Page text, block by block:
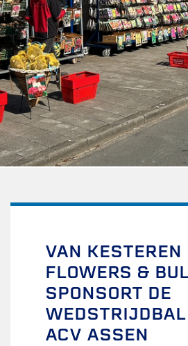
Aanmelden voor proeftraining
Lid worden van FC Lisse
Word vrijwilliger
De Club van 100
Uitschrijven
Over FC Lisse
Organisatie
Informatie voor de Pers
Onze historie
Fysiotherapie voor leden
Kledingplan
Merchandise
Contributie
Gevonden voorwerpen
Verenigingsdocumenten
VAN KESTEREN
FLOWERS &
SPONSORT DE
WEDSTRIJDBAL
ACV ASSEN